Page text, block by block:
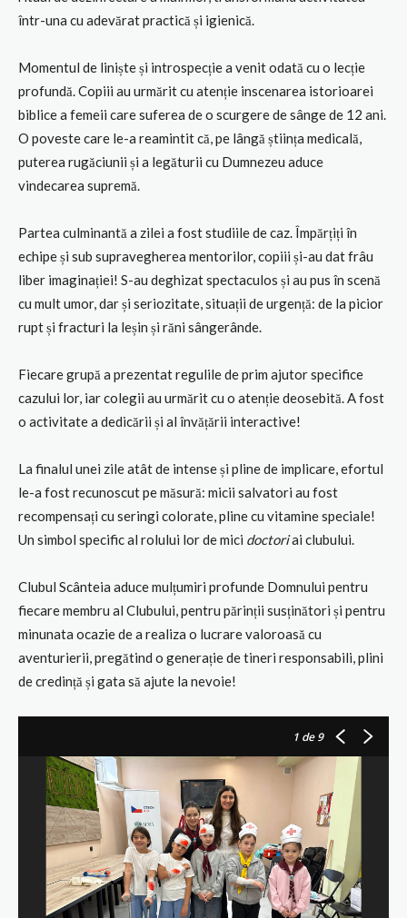
într-una cu adevărat practică și igienică.
Momentul de liniște și introspecție a venit odată cu o lecție
profundă. Copiii au urmărit cu atenție inscenarea istorioarei
biblice a femeii care suferea de o scurgere de sânge de 12 ani.
O poveste care le-a reamintit că, pe lângă știința medicală,
puterea rugăciunii și a legăturii cu Dumnezeu aduce
vindecarea supremă.
Partea culminantă a zilei a fost studiile de caz. Împărțiți în
echipe și sub supravegherea mentorilor, copiii și-au dat frâu
liber imaginației! S-au deghizat spectaculos și au pus în scenă
cu mult umor, dar și seriozitate, situații de urgență: de la picior
rupt și fracturi la leșin și răni sângerânde.
Fiecare grupă a prezentat regulile de prim ajutor specifice
cazului lor, iar colegii au urmărit cu o atenție deosebită. A fost
o activitate a dedicării și al învățării interactive!
La finalul unei zile atât de intense și pline de implicare, efortul
le-a fost recunoscut pe măsură: micii salvatori au fost
recompensați cu seringi colorate, pline cu vitamine speciale!
Un simbol specific al rolului lor de mici doctoriai clubului.
Clubul Scânteia aduce mulțumiri profunde Domnului pentru
fiecare membru al Clubului, pentru părinții susținători și pentru
minunata ocazie de a realiza o lucrare valoroasă cu
aventurierii, pregătind o generație de tineri responsabili, plini
de credință și gata să ajute la nevoie!
1 de 9